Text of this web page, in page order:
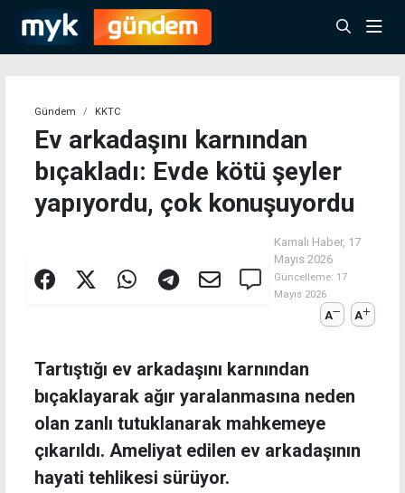
Gündem KKTC
Ev arkadaşını karnından
bıçakladı: Evde kötü şeyler
yapıyordu, çok konuşuyordu
Kamalı Haber, 17
Mayıs 2026
Güncelleme: 17
Mayıs 2026
A A
Tartıştığı ev arkadaşını karnından
bıçaklayarak ağır yaralanmasına neden
olan zanlı tutuklanarak mahkemeye
çıkarıldı. Ameliyat edilen ev arkadaşının
hayati tehlikesi sürüyor.